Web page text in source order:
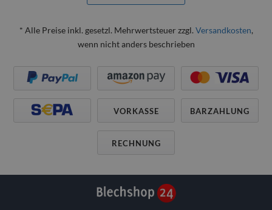
* Alle Preise inkl. gesetzl. Mehrwertsteuer zzgl. Versandkosten,
wenn nicht anders beschrieben
VORKASSE BARZAHLUNG
RECHNUNG